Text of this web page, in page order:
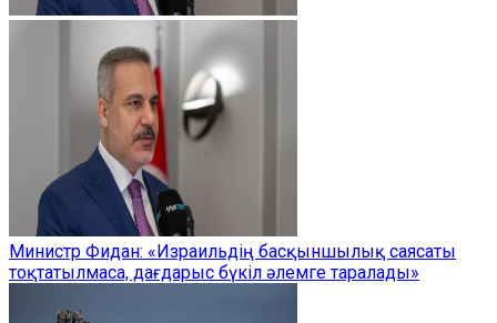
Министр Фидан: «Израильдің басқыншылық саясаты
тоқтатылмаса, дағдарыс бүкіл әлемге таралады»